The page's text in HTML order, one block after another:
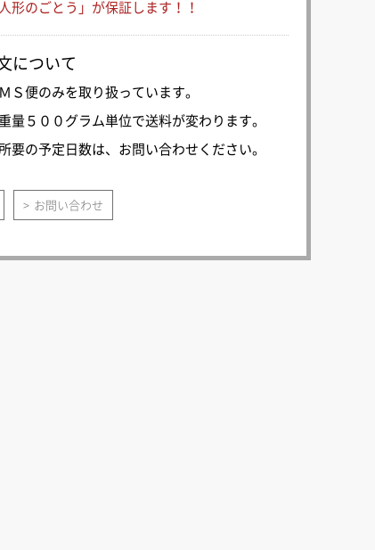
形のごとう」が保証します！！
について
Ｓ便のみを取り扱っています。
量５００グラム単位で送料が変わります。
要の予定日数は、お問い合わせください。
お問い合わせ